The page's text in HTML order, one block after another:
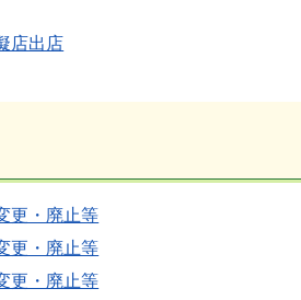
店出店
更・廃止等
更・廃止等
更・廃止等